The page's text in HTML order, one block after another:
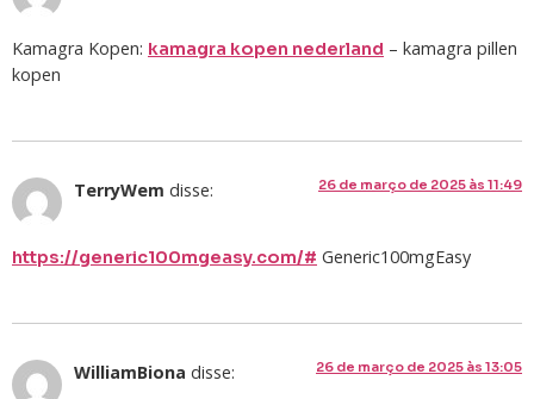
Kamagra Kopen: kamagra kopen nederland – kamagra pillen
kopen
TerryWem disse: 26 de março de 2025 às 11:49
https://generic100mgeasy.com/# Generic100mgEasy
WilliamBiona disse: 26 de março de 2025 às 13:05